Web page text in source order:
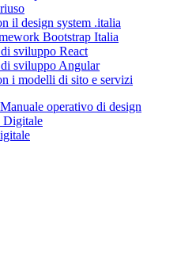
il design system .italia
Bootstrap Italia
sviluppo React
sviluppo Angular
i modelli di sito e servizi
operativo di design